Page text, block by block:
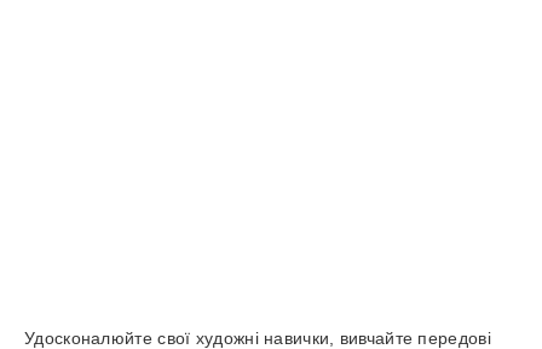
Удосконалюйте свої художні навички, вивчайте передові